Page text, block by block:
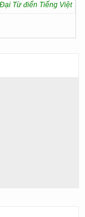
Từ điển Tiếng Việt